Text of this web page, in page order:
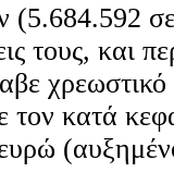
(5.684.592
τους, και
χρεωστικό
τον κατά